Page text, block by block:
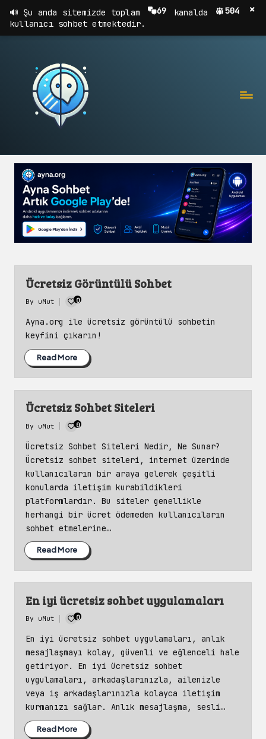
Şu anda sitemizde toplam 69 kanalda
504
kullanıcı sohbet etmektedir.
×
A
Y
N
A
Chat,
Sohbet
Odaları
Ücretsiz Görüntülü Sohbet
Posted
by
By uMut 0
Ayna.org ile ücretsiz görüntülü sohbetin
keyfini çıkarın!
Read More
Ücretsiz Sohbet Siteleri
Posted
by
By uMut 0
Ücretsiz Sohbet Siteleri Nedir, Ne Sunar?
Ücretsiz sohbet siteleri, internet üzerinde
kullanıcıların bir araya gelerek çeşitli
konularda iletişim kurabildikleri
platformlardır. Bu siteler genellikle
herhangi bir ücret ödemeden kullanıcıların
sohbet etmelerine…
Read More
En iyi ücretsiz sohbet uygulamaları
Posted
by
By uMut 0
En iyi ücretsiz sohbet uygulamaları, anlık
mesajlaşmayı kolay, güvenli ve eğlenceli hale
getiriyor. En iyi ücretsiz sohbet
uygulamaları, arkadaşlarınızla, ailenizle
veya iş arkadaşlarınızla kolayca iletişim
kurmanızı sağlar. Anlık mesajlaşma, sesli…
Read More